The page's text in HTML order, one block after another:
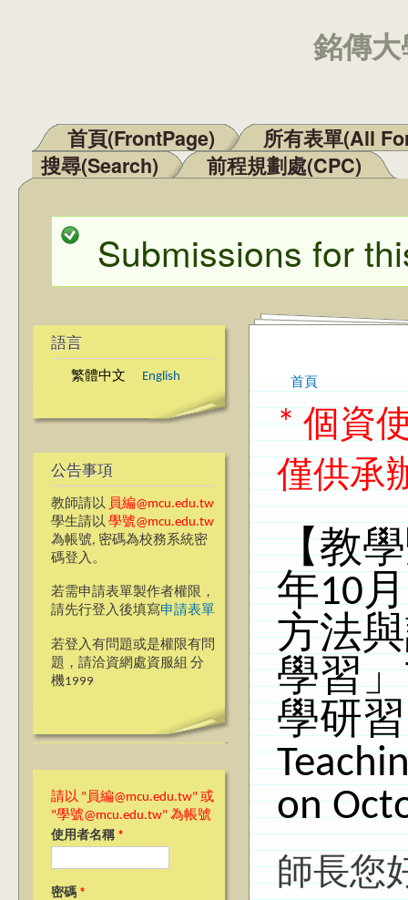
銘傳
主選單
首頁(FrontPage)
所有表單(All
搜尋(Search)
前程規劃處(CPC)
狀態訊息
Submissions for
語言
繁體中文 English
公告事項
教師請以 員編@mcu.edu.tw
學生請以 學號@mcu.edu.tw
為帳號, 密碼為校務系統密
碼登入。
若需申請表單製作者權限，
請先行登入後填寫申請表單
若登入有問題或是權限有問
題，請洽資網處資服組 分
機1999
請以 "員編@mcu.edu.tw" 或
"學號@mcu.edu.tw" 為帳號
使用者名稱 *
密碼 *
您在這裡
首頁
* 個資
僅供承
【教
年10
方法
學習
學研習
on
師長您